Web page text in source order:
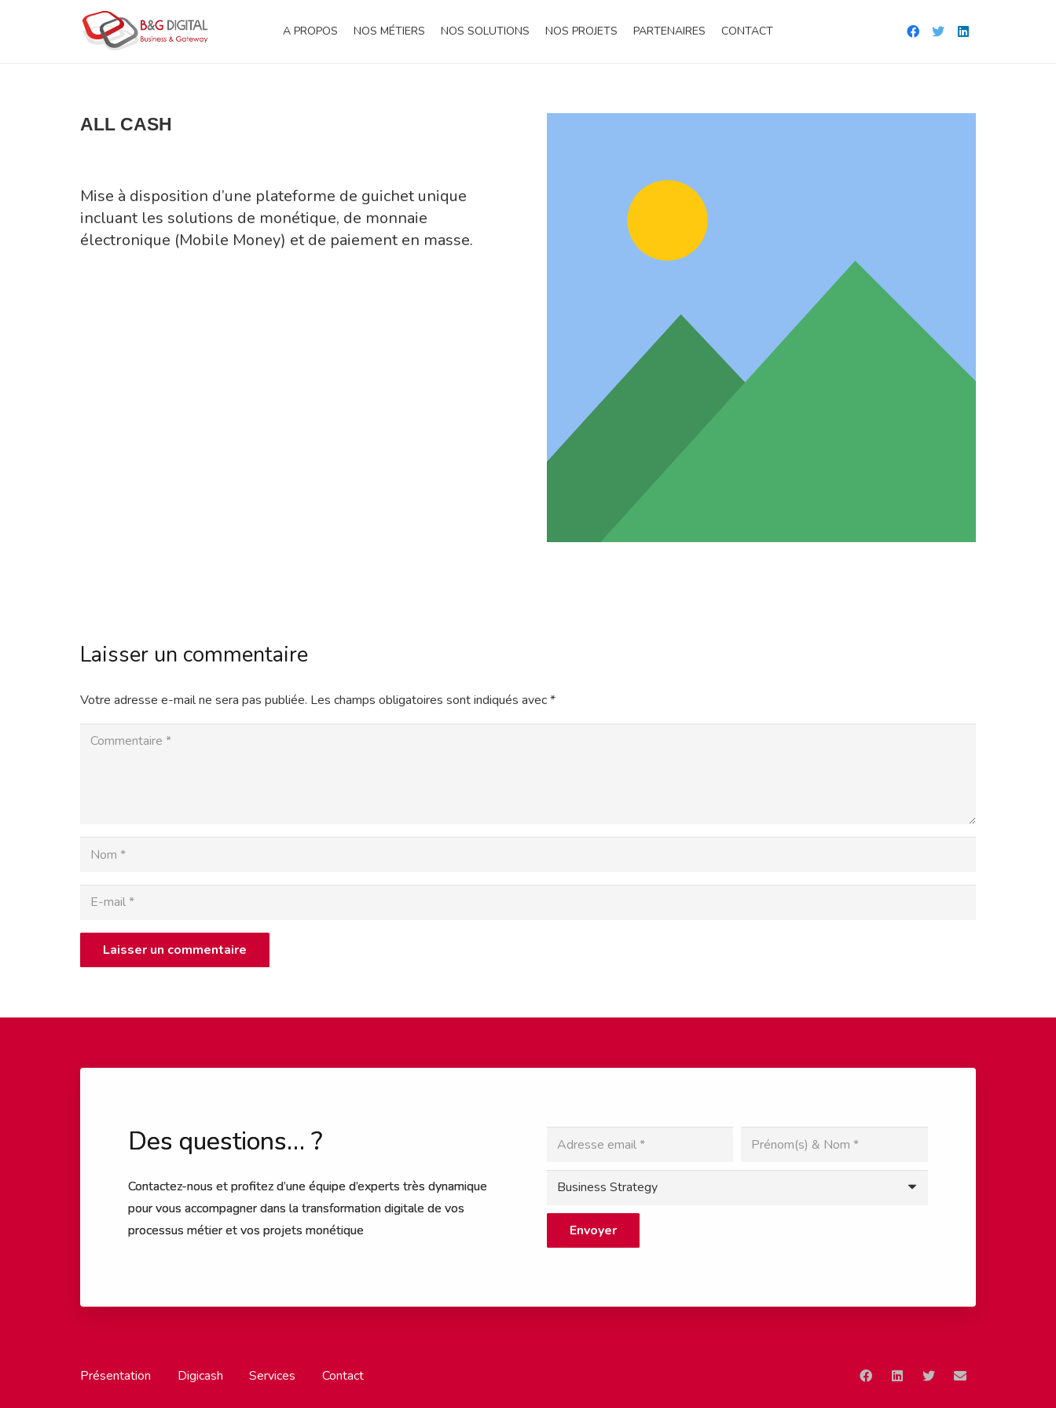
A PROPOS NOS MÉTIERS NOS SOLUTIONS NOS PROJETS PARTENAIRES CONTACT
ALL CASH
Mise à disposition d’une plateforme de guichet unique
incluant les solutions de monétique, de monnaie
électronique (Mobile Money) et de paiement en masse.
Laisser un commentaire
Votre adresse e-mail ne sera pas publiée. Les champs obligatoires sont indiqués avec*
Laisser un commentaire
Des questions… ?
Contactez-nous et profitez d’une équipe d’experts très dynamique
pour vous accompagner dans la transformation digitale de vos
processus métier et vos projets monétique
Envoyer
Présentation Digicash Services Contact